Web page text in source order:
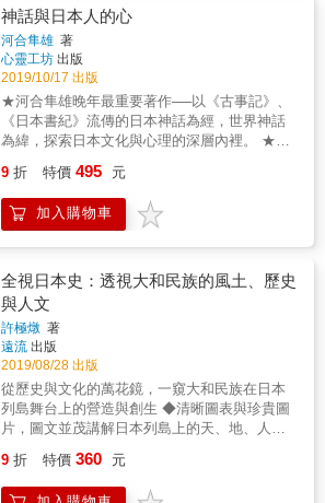
感極佳，非常適合圖文書閱讀，在手指翻閱
時，你能感受到紙頁的紋理與作品的靈魂，完
美進入妖怪文化史的瞬間。 & 扉頁：光鑽白牛
皮紙／100磅 特色：單面壓光的特殊效果非常
適合呈現日本妖怪繪卷的神祕感。木漿紙類
別，紙張軔性好高強度，抗撕裂，印刷色彩穩
定。 && 【本書特色】 & 1.日本經典妖怪入門
書 2.妖怪文化發展歷史 3.妖怪圖鑑類繪卷介紹
4.獨特妖怪古物收藏
「一目了然」的日本地區文化大評比 本書蒐羅
了關東與關西34項在生活中的各種差異，從吃
的住的玩的用的，到人物場所甚至貓咪，皆透
過實際採訪攝影拍下不動如山的鐵證，以照片
進行最直觀的文化比較，同時搭配作者與攝影
師的解說以及各種肺腑之言（？），使得書中
的內容相較於以往只用文字呈現的類似書籍不
但更加親切好懂，也更有趣、更容易分享。某
些章節甚至將刷新你的三觀，比了才知道
&mdash;&mdash;台灣超商常見的關東煮其實
比較像「關西煮」、東京的善哉（紅豆湯）竟
然沒湯汁、連骨灰罈在東西都有大小之差
與眾不同的風貌，為下一次的旅行帶來更多期
待與樂趣。 關東v.s.關西大對決，一起來當妙
國民糾察隊！ 方形v.s.三角形，豆皮壽司為何
形狀不同？！ 彩色v.s.黑色，東西計程車不
只有「小黃」？ 左右v.s.上下，神社狛犬的尾
巴原來有分方向！ &hellip;&hellip;更多讓你意
想不到的東西大不同，都在書裡等著你來發
掘！ ★★同場加映★★ 進階版！47都道府縣大
亂鬥之卷《日本大不同．縱橫日本篇》 從北海
道到沖繩什麼都來比一比，原來綜藝節目裡說
10萬冊！在日本引起話題，各大媒體爭相報
後都不會漏掉這個話題──自己的出生地與外地
的差別，擁有47個都道府縣的日本，對於「鄉
土愛」更是有不同的執著。舉凡高湯、醬油、
味噌、豆腐&hellip;&hellip;日本各地居民各有所
好，簡直比臺灣戰南北還要激烈！ 說到日本何
以發展出如此多元的區域性格，要追溯到日本
的自然環境與地理條件。日本南北狹長，氣候
差異大，加上高山與海洋構成的自然屏障，讓
各地區的交流往來橫遭阻礙，這般島國特性促
仍是日本的鮮明特色。也許這就是臺灣人不管
去幾次日本都不會膩的原因吧？ 有圖不怕沒真
相！史上最「一目了然」的日本地區文化大評
比 你是否曾發現關西少見黏呼呼的納豆？東京
和大阪之間的定食擺法有所差異？ 參加「芋煮
會」之前最好先調查好是仙台派還是山形派
&hellip;&hellip;本書從北海道到沖繩，縱橫日本
東西南北，蒐羅日本全國31項文化差異，用照
片進行最直觀的文化比較。 原來綜藝節目裡那
些文化差異都是真的！當春捲v.s.潤餅之戰搬到
日本，又會是什麼模樣？ ►宇都宮v.s.濱松，
日本餃子大對決！◄ 說到餃子的消費量，靜岡
敵！如果比較這兩種餃子，就會發現濱松餃子
的盤裡多了豆芽菜，這是因為濱松餃子內餡的
神話與日本人的心
河合隼雄 著
心靈工坊 出版
2019/10/17 出版
★河合隼雄晚年最重要著作──以《古事記》、
《日本書紀》流傳的日本神話為經，世界神話
為緯，探索日本文化與心理的深層內裡。 ★日
更無定於一尊的絕對思想，而是由各個邊陲維
持動態的平衡，正象徵著日本文化的深層結
構。 ★透過河合隼雄所提出的「中空結構論」
──深入理解日本文化的關鍵！ 神話是人們追溯
根源的依據。無論後世編纂，抑或世代傳誦，
大多能成為人們理解天地萬物起始的連結。日
本神話也是如此，從最初的三神祇各司其職，
到後代伊邪那岐、伊邪那美兄妹諸神之間的糾
葛，河合隼雄認為，這些故事都是探索日本文
化的途徑。 延續早年名著《日本人的傳說與心
靈》所探討的生死觀、自然觀、善與惡等概
念，本書旁徵博引歐美亞非等地的世界神話，
不但拓展了其論述的視野，也讓讀者發現日本
理狀態。 在河合的構築下，我們清晰看見日本
9 折 特價 495 元
加入購物車
全視日本史：透視大和民族的風土、歷史
與人文
許極燉 著
遠流 出版
2019/08/28 出版
從歷史與文化的萬花鏡，一窺大和民族在日本
列島舞台上的營造與創生 ◆清晰圖表與珍貴圖
片，圖文並茂講解日本列島上的天、地、人。
讀者快速掌握日本史關鍵知識。 ◆從自然風土
到生活習俗，從幕藩體制到對外關係，從文化
9 折 特價 360 元